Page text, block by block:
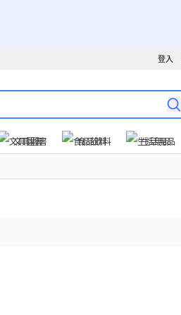
登入
文具圖書
食品飲料 生活用品